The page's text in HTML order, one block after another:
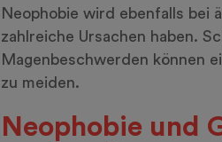
Neophobie wird ebenfalls bei
zahlreiche Ursachen haben.
Magenbeschwerden können
zu meiden.
Neophobie und